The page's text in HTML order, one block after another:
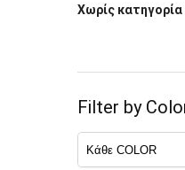
Χωρίς κατηγορία
Filter by